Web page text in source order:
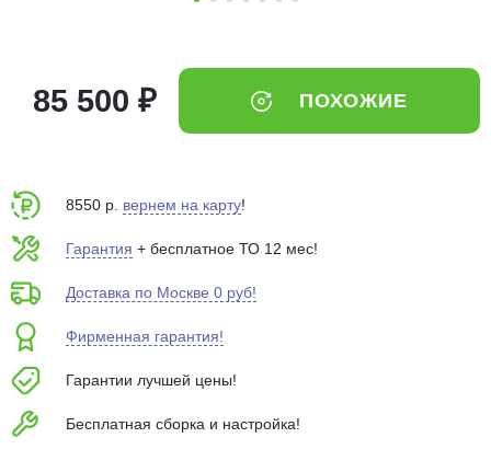
85 500 ₽ ПОХОЖИЕ
8550 р. вернем на карту!
Гарантия + бесплатное ТО 12 мес!
Доставка по Москве 0 руб!
Фирменная гарантия!
Гарантии лучшей цены!
Бесплатная сборка и настройка!
выбранный способом
75% будут
Подробнее
Остались вопросы?